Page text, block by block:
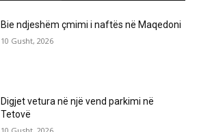
Bie ndjeshëm çmimi i naftës në Maqedoni
10 Gusht, 2026
Digjet vetura në një vend parkimi në
Tetovë